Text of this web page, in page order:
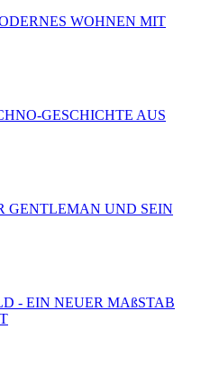
WOHNEN MIT
GESCHICHTE AUS
GENTLEMAN UND SEIN
- EIN NEUER MAßSTAB